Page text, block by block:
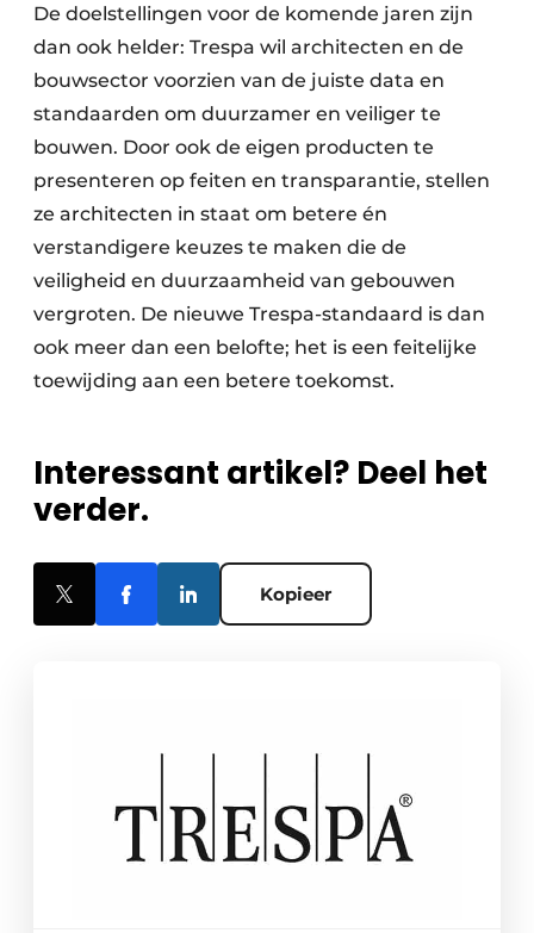
De doelstellingen voor de komende jaren zijn
dan ook helder: Trespa wil architecten en de
bouwsector voorzien van de juiste data en
standaarden om duurzamer en veiliger te
bouwen. Door ook de eigen producten te
presenteren op feiten en transparantie, stellen
ze architecten in staat om betere én
verstandigere keuzes te maken die de
veiligheid en duurzaamheid van gebouwen
vergroten. De nieuwe Trespa-standaard is dan
ook meer dan een belofte; het is een feitelijke
toewijding aan een betere toekomst.
Interessant artikel? Deel het
verder.
Kopieer